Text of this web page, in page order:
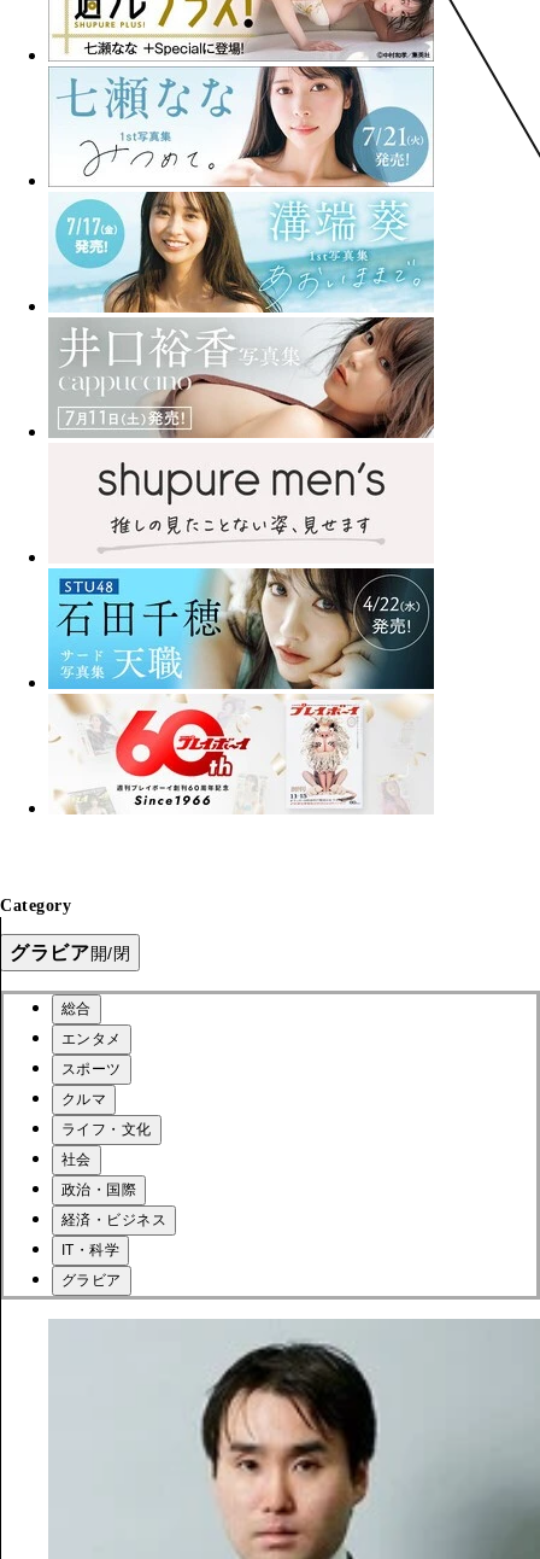
Category
グラビア開/閉
総合
エンタメ
スポーツ
クルマ
ライフ・文化
社会
政治・国際
経済・ビジネス
IT・科学
グラビア